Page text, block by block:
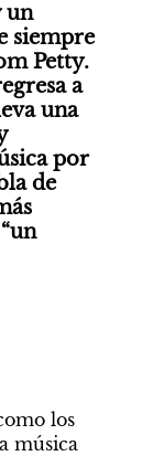
un
siempre
Petty.
a
una
por
de
los
música